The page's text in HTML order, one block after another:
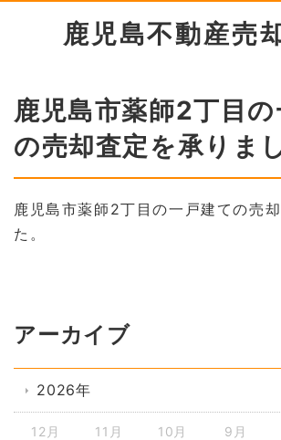
鹿児島不動産売
鹿児島市薬師2丁目の
の売却査定を承りま
鹿児島市薬師2丁目の一戸建ての売
た。
アーカイブ
2026年
12月 11月 10月 9月